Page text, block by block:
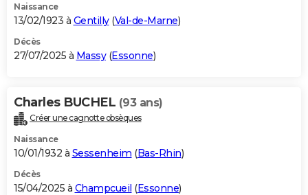
Naissance
13/02/1923 à Gentilly(Val-de-Marne)
Décès
27/07/2025 à Massy(Essonne)
Charles BUCHEL (93 ans)
Créer une cagnotte obsèques
Naissance
10/01/1932 à Sessenheim (Bas-Rhin)
Décès
15/04/2025 à Champcueil (Essonne)